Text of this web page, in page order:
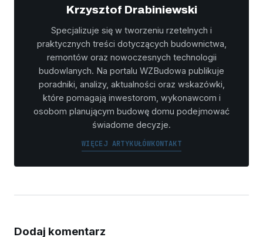
Krzysztof Drabiniewski
Specjalizuje się w tworzeniu rzetelnych i
praktycznych treści dotyczących budownictwa,
remontów oraz nowoczesnych technologii
budowlanych. Na portalu WZBudowa publikuje
poradniki, analizy, aktualności oraz wskazówki,
które pomagają inwestorom, wykonawcom i
osobom planującym budowę domu podejmować
świadome decyzje.
WIĘCEJ ARTYKUŁÓWKONTAKT
Dodaj komentarz